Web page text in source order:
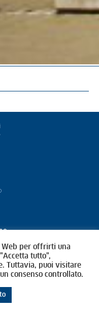
Web per offrirti una
tutto",
Tuttavia, puoi visitare
consenso controllato.